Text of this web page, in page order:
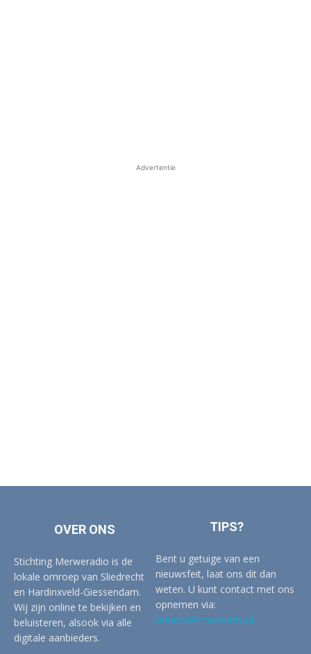
Advertentie
OVER ONS
Stichting Merweradio is de
lokale omroep van Sliedrecht
en Hardinxveld-Giessendam.
Wij zijn online te bekijken en
beluisteren, alsook via alle
digitale aanbieders.
TIPS?
Bent u getuige van een
nieuwsfeit, laat ons dit dan
weten. U kunt contact met ons
opnemen via:
redactie@merwertv.nl